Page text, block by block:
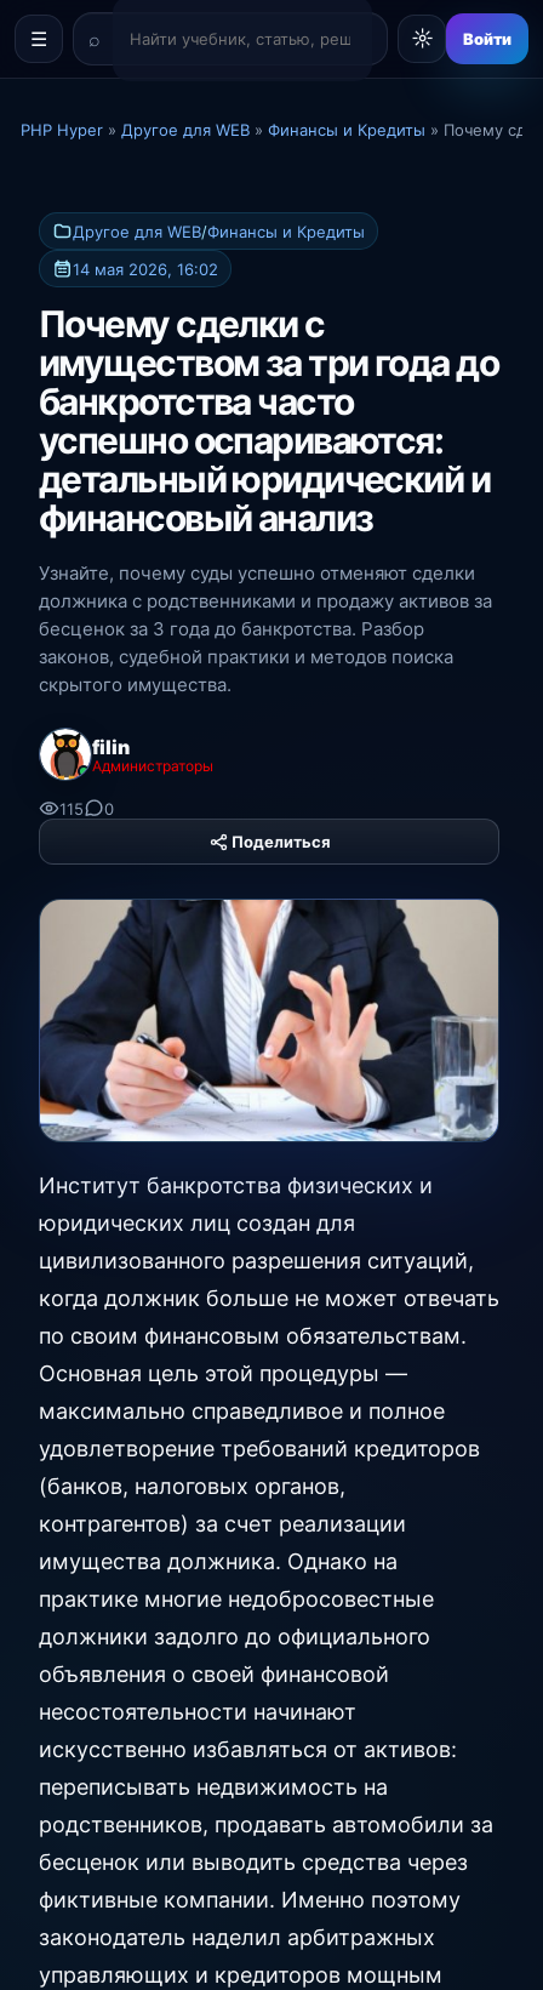
☰ ☼ Войти
PHP Hyper » Другое для WEB » Финансы и Кредиты » Почему
Другое для WEB/Финансы и Кредиты
14 мая 2026, 16:02
Почему сделки с
имуществом за три года до
банкротства часто
успешно оспариваются:
детальный юридический и
финансовый анализ
Узнайте, почему суды успешно отменяют сделки
должника с родственниками и продажу активов за
бесценок за 3 года до банкротства. Разбор
законов, судебной практики и методов поиска
скрытого имущества.
filin
Администраторы
115
0
Поделиться
Институт банкротства физических и
юридических лиц создан для
цивилизованного разрешения ситуаций,
когда должник больше не может отвечать
по своим финансовым обязательствам.
Основная цель этой процедуры —
максимально справедливое и полное
удовлетворение требований кредиторов
(банков, налоговых органов,
контрагентов) за счет реализации
имущества должника. Однако на
практике многие недобросовестные
должники задолго до официального
объявления о своей финансовой
несостоятельности начинают
искусственно избавляться от активов:
переписывать недвижимость на
родственников, продавать автомобили за
бесценок или выводить средства через
фиктивные компании. Именно поэтому
законодатель наделил арбитражных
управляющих и кредиторов мощным